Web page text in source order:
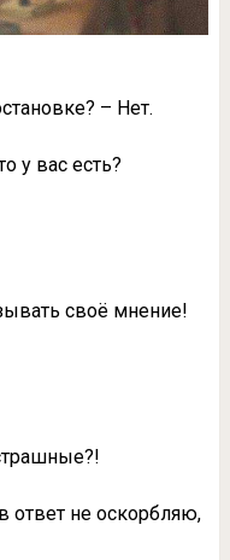
– Нет.
у вaс есть?
своё мнение!
не оскорбляю,